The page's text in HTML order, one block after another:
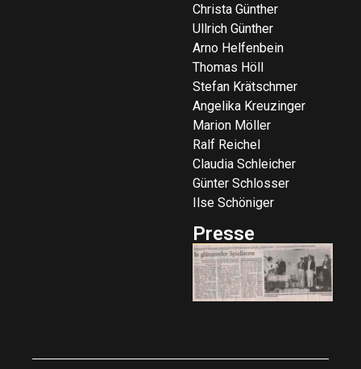
Christa Günther
Ullrich Günther
Arno Helfenbein
Thomas Höll
Stefan Krätschmer
Angelika Kreuzinger
Marion Möller
Ralf Reichel
Claudia Schleicher
Günter Schlosser
Ilse Schöniger
Presse